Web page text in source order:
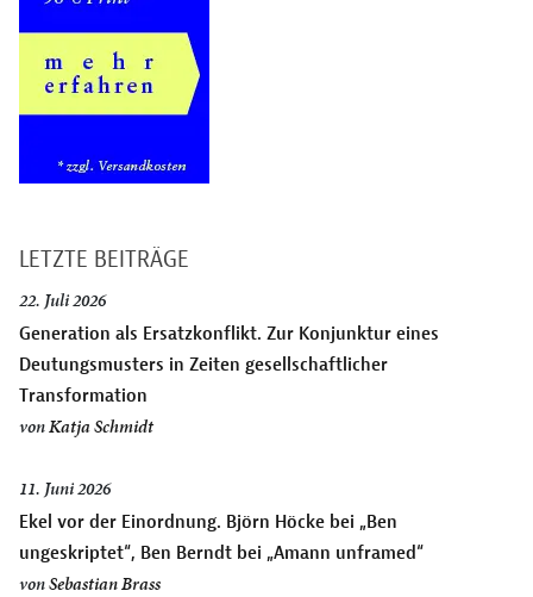
LETZTE BEITRÄGE
22. Juli 2026
Generation als Ersatzkonflikt. Zur Konjunktur eines
Deutungsmusters in Zeiten gesellschaftlicher
Transformation
vonKatja Schmidt
11. Juni 2026
Ekel vor der Einordnung. Björn Höcke bei „Ben
ungeskriptet“, Ben Berndt bei „Amann unframed“
vonSebastian Brass